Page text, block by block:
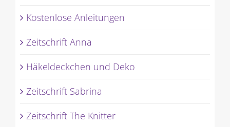
Kostenlose Anleitungen
Zeitschrift Anna
Häkeldeckchen und Deko
Zeitschrift Sabrina
Zeitschrift The Knitter